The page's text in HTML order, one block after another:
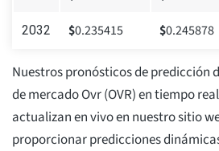
2032 $0.235415 $0.245878
Nuestros pronósticos de predicción
de mercado Ovr (OVR) en tiempo
actualizan en vivo en nuestro sitio
proporcionar predicciones